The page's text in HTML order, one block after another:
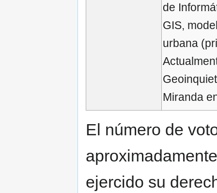
de
GIS,
urbana
Miranda
El número de
ejercido su